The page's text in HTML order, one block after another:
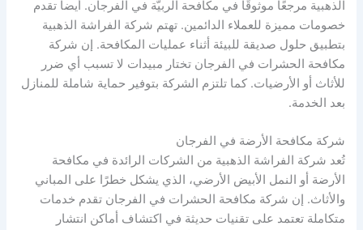
الذهبية مرجعًا موثوقًا في مكافحة الربيّة في الفرجان. أيضا تقدم
خصومات مميزة للعملاء الدائمين. تهتم شركة الفراشة الذهبية
بتطبيق حلول صديقة للبيئة أثناء عمليات المكافحة. إن شركة
مكافحة الحشرات في الفرجان تختار مبيدات لا تسبب أي ضرر
للأثاث أو الأرضيات. كما تلتزم الشركة بتوفير حماية شاملة للمنازل
بعد الخدمة.
شركة مكافحة الأرضة في الفرجان
تُعد شركة الفراشة الذهبية من الشركات الرائدة في مكافحة
الأرضة أو النمل الأبيض الأرضي، الذي يشكل خطرًا على المباني
والأثاث. إن شركة مكافحة الحشرات في الفرجان تقدم خدمات
متكاملة تعتمد على تقنيات حديثة في اكتشاف أماكن انتشار